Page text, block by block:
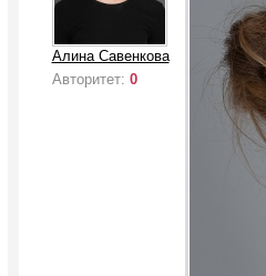
Алина Савенкова
Авторитет: 0